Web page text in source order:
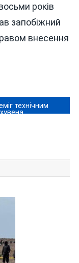
років
запобіжний
внесення
технічним